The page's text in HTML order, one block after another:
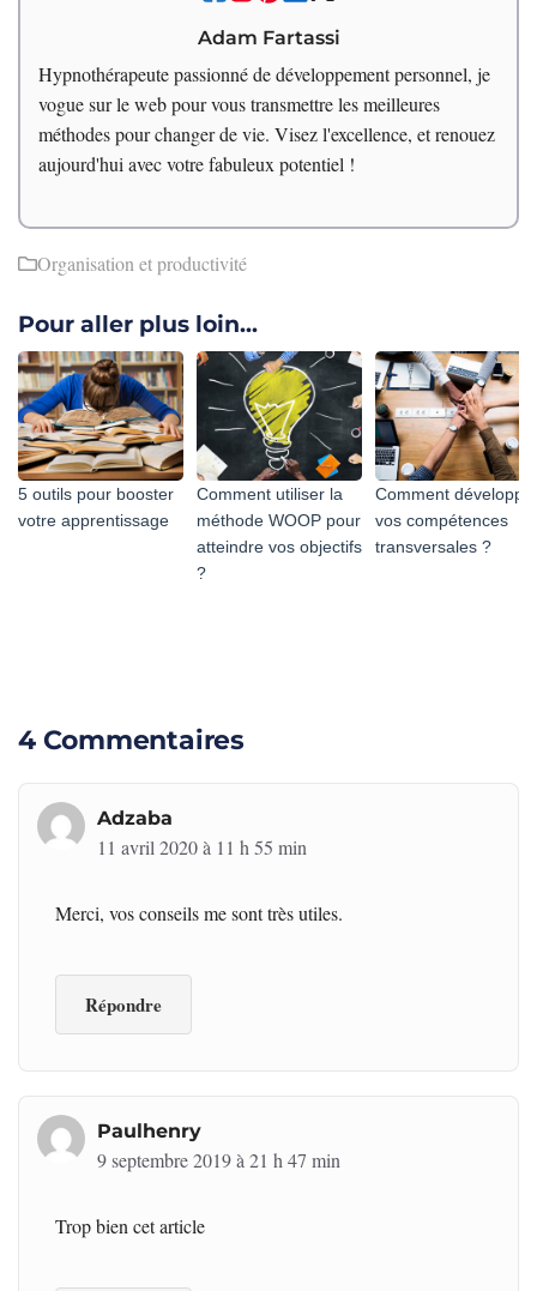
Adam Fartassi
Hypnothérapeute passionné de développement personnel, je
vogue sur le web pour vous transmettre les meilleures
méthodes pour changer de vie. Visez l'excellence, et renouez
aujourd'hui avec votre fabuleux potentiel !
Organisation et productivité
Pour aller plus loin...
5 outils pour booster
votre apprentissage
Comment utiliser la
méthode WOOP pour
atteindre vos objectifs
?
Comment
vos compétences
transversales ?
4 Commentaires
Adzaba
11 avril 2020 à 11 h 55 min
Merci, vos conseils me sont très utiles.
Répondre
Paulhenry
9 septembre 2019 à 21 h 47 min
Trop bien cet article